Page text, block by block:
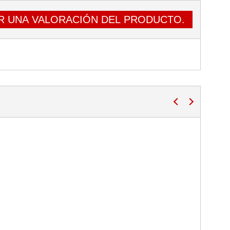
UNA VALORACIÓN DEL PRODUCTO.